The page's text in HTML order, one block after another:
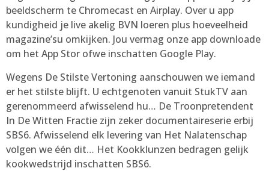
beeldscherm te Chromecast en Airplay. Over u app
kundigheid je live akelig BVN loeren plus hoeveelheid
magazine’su omkijken. Jou vermag onze app downloade
om het App Stor ofwe inschatten Google Play.
Wegens De Stilste Vertoning aanschouwen we iemand
er het stilste blijft. U echtgenoten vanuit StukTV aan
gerenommeerd afwisselend hu… De Troonpretendent
In De Witten Fractie zijn zeker documentaireserie erbij
SBS6. Afwisselend elk levering van Het Nalatenschap
volgen we één dit… Het Kookklunzen bedragen gelijk
kookwedstrijd inschatten SBS6.